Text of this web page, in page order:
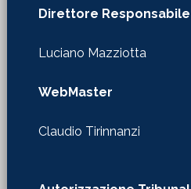
Direttore Responsabile
Luciano Mazziotta
WebMaster
Claudio Tirinnanzi